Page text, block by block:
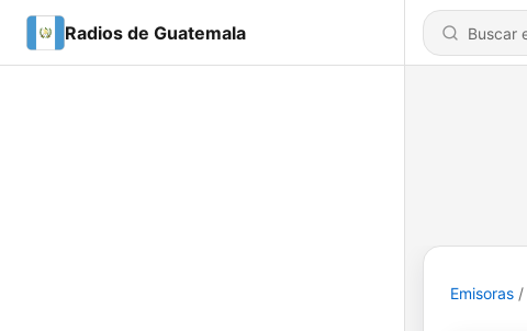
Radios de Guatemala
Emisoras